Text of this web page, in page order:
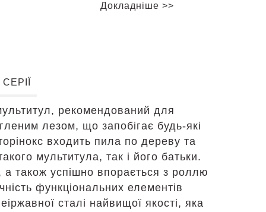
Докладніше >>
рекомендований для
лезом, що запобігає будь-які
входить пила по дереву та
мультитула, так і його батьки.
а також успішно впорається з роллю
функціональних елементів
сталі найвищої якості, яка